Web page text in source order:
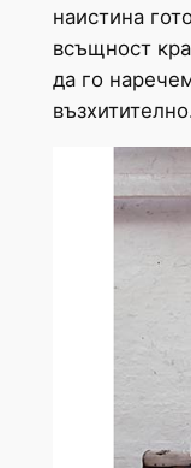
наистина
всъщност
да го